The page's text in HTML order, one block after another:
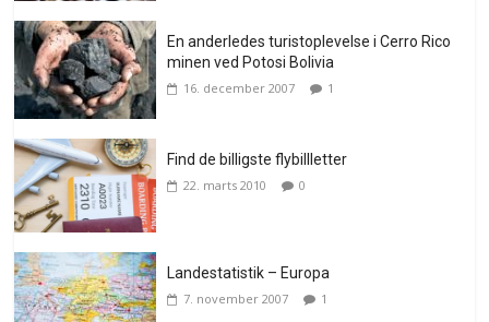
En anderledes turistoplevelse i Cerro Rico
minen ved Potosi Bolivia
16. december 2007 1
Find de billigste flybillletter
22. marts 2010 0
Landestatistik – Europa
7. november 2007 1